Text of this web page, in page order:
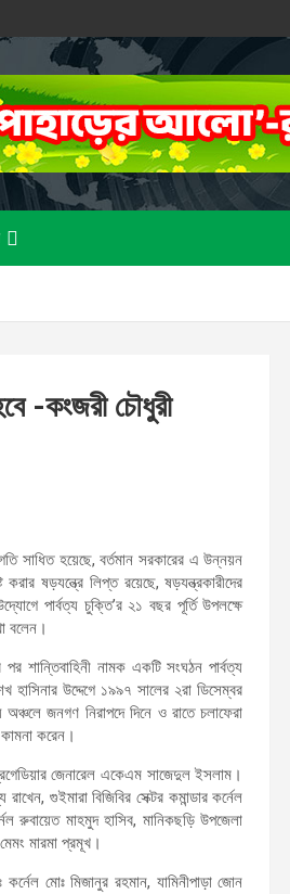
-কংজরী চৌধুরী
সাধিত হয়েছে, বর্তমান সরকারের এ উন্নয়ন
করার ষড়যন্ত্রে লিপ্ত রয়েছে, ষড়যন্ত্রকারীদের
পার্বত্য চুক্তি’র ২১ বছর পূর্তি উপলক্ষে
বলেন।
পর শান্তিবাহিনী নামক একটি সংঘঠন পার্বত্য
হাসিনার উদ্দেগে ১৯৯৭ সালের ২রা ডিসেম্বর
জনগণ নিরাপদে দিনে ও রাতে চলাফেরা
করেন।
জেনারেল একেএম সাজেদুল ইসলাম।
গুইমারা বিজিবির সেক্টর কমান্ডার কর্নেল
রুবায়েত মাহমুদ হাসিব, মানিকছড়ি উপজেলা
মারমা প্রমূখ।
মোঃ মিজানুর রহমান, যামিনীপাড়া জোন